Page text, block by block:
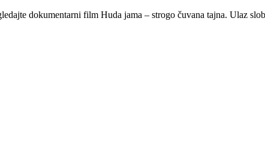
dokumentarni film Huda jama – strogo čuvana tajna. Ulaz